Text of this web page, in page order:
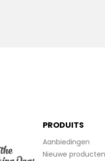
PRODUITS
Aanbiedingen
Nieuwe producten